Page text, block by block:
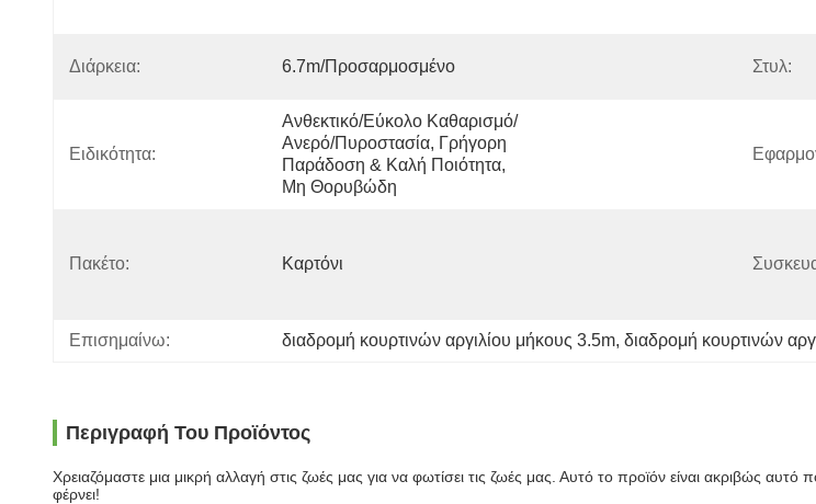
Διάρκεια: 6.7m/προσαρμοσμένο Στυλ:
Ειδικότητα:
Ανθεκτικό/Εύκολο Καθαρισμό/
Ανερό/Πυροστασία, Γρήγορη
Παράδοση & Καλή Ποιότητα,
Μη Θορυβώδη
Πακέτο: Καρτόνι
Επισημαίνω: διαδρομή κουρτινών αργιλίου μήκους 3.5m, διαδρομή κουρτινών
Περιγραφή Του Προϊόντος
Χρειαζόμαστε μια μικρή αλλαγή στις ζωές μας για να φωτίσει τις ζωές μας. Αυτό το προϊόν είναι ακριβώς αυτό
φέρνει!